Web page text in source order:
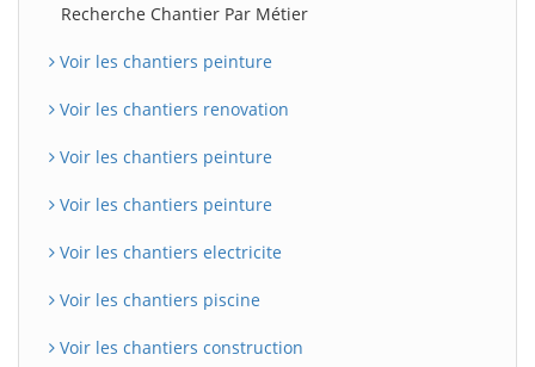
Recherche Chantier Par Métier
Voir les chantiers peinture
Voir les chantiers renovation
Voir les chantiers peinture
Voir les chantiers peinture
Voir les chantiers electricite
Voir les chantiers piscine
Voir les chantiers construction